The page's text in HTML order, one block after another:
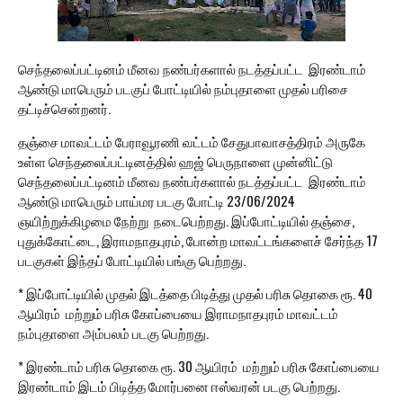
செந்தலைப்பட்டினம் மீனவ நண்பர்களால் நடத்தப்பட்ட இரண்டாம்
ஆண்டு மாபெரும் படகுப் போட்டியில் நம்புதாளை முதல் பரிசை
தட்டிச்சென்றனர்.
தஞ்சை மாவட்டம் பேராவூரணி வட்டம் சேதுபாவாசத்திரம் அருகே
உள்ள செந்தலைப்பட்டினத்தில் ஹஜ் பெருநாளை முன்னிட்டு
செந்தலைப்பட்டினம் மீனவ நண்பர்களால் நடத்தப்பட்ட இரண்டாம்
ஆண்டு மாபெரும் பாய்மர படகு போட்டி 23/06/2024
ஞயிற்றுக்கிழமை நேற்று நடைபெற்றது. இப்போட்டியில் தஞ்சை,
புதுக்கோட்டை, இராமநாதபுரம், போன்ற மாவட்டங்களைச் சேர்ந்த 17
படகுகள் இந்தப் போட்டியில் பங்கு பெற்றது.
* இப்போட்டியில் முதல் இடத்தை பிடித்து முதல் பரிசு தொகை ரூ. 40
ஆயிரம் மற்றும் பரிசு கோப்பையை இராமநாதபுரம் மாவட்டம்
நம்புதாளை அம்பலம் படகு பெற்றது.
* இரண்டாம் பரிசு தொகை ரூ. 30 ஆயிரம் மற்றும் பரிசு கோப்பையை
இரண்டாம் இடம் பிடித்த மோர்பனை ஈஸ்வரன் படகு பெற்றது.